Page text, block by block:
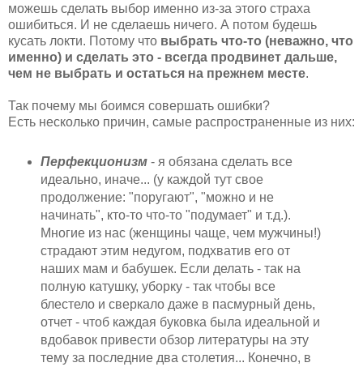
можешь сделать выбор именно из-за этого страха
ошибиться. И не сделаешь ничего. А потом будешь
кусать локти. Потому что выбрать что-то (неважно, что
именно) и сделать это - всегда продвинет дальше,
чем не выбрать и остаться на прежнем месте.
Так почему мы боимся совершать ошибки?
Есть несколько причин, самые распространенные из них:
Перфекционизм- я обязана сделать все
идеально, иначе... (у каждой тут свое
продолжение: "поругают", "можно и не
начинать", кто-то что-то "подумает" и т.д.).
Многие из нас (женщины чаще, чем мужчины!)
страдают этим недугом, подхватив его от
наших мам и бабушек. Если делать - так на
полную катушку, уборку - так чтобы все
блестело и сверкало даже в пасмурный день,
отчет - чтоб каждая буковка была идеальной и
вдобавок привести обзор литературы на эту
тему за последние два столетия... Конечно, в